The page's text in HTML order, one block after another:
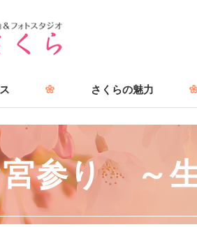
さくらの魅力
参り ～